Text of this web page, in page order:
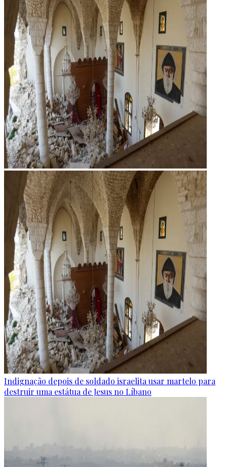
Indignação depois de soldado israelita usar martelo para
destruir uma estátua de Jesus no Líbano